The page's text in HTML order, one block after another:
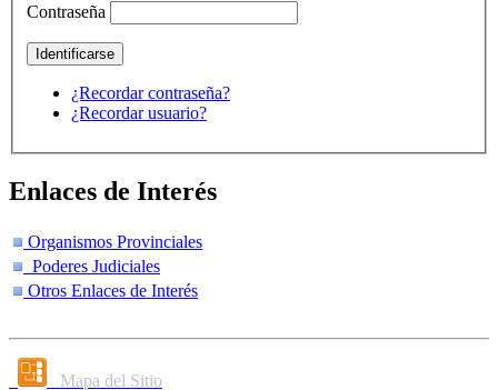
Contraseña
¿Recordar contraseña?
¿Recordar usuario?
Enlaces de Interés
Organismos Provinciales
Poderes Judiciales
Otros Enlaces de Interés
Mapa del Sitio